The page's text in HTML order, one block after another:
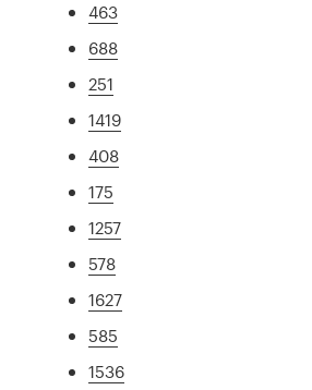
463
688
251
1419
408
175
1257
578
1627
585
1536